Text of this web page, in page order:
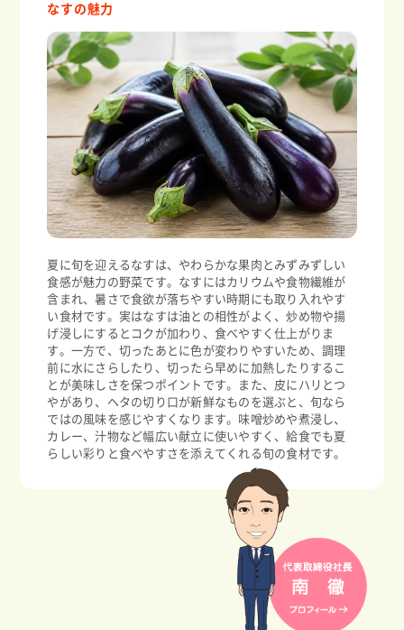
なすの魅力
夏に旬を迎えるなすは、やわらかな果肉とみずみずしい
食感が魅力の野菜です。なすにはカリウムや食物繊維が
含まれ、暑さで食欲が落ちやすい時期にも取り入れやす
い食材です。実はなすは油との相性がよく、炒め物や揚
げ浸しにするとコクが加わり、食べやすく仕上がりま
す。一方で、切ったあとに色が変わりやすいため、調理
前に水にさらしたり、切ったら早めに加熱したりするこ
とが美味しさを保つポイントです。また、皮にハリとつ
やがあり、ヘタの切り口が新鮮なものを選ぶと、旬なら
ではの風味を感じやすくなります。味噌炒めや煮浸し、
カレー、汁物など幅広い献立に使いやすく、給食でも夏
らしい彩りと食べやすさを添えてくれる旬の食材です。